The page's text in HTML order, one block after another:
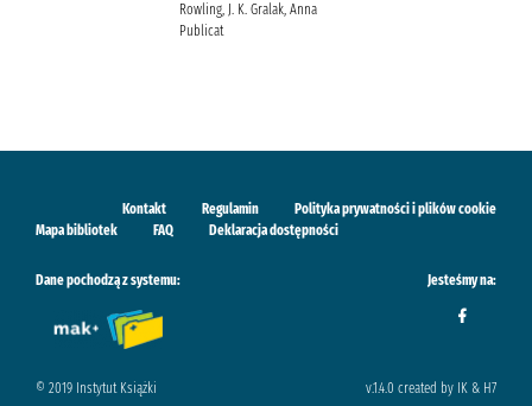
Rowling, J. K. Gralak, Anna
Publicat
Kontakt Regulamin
Polityka prywatności i plików cookie
Mapa bibliotek
FAQ Deklaracja dostępności
Dane pochodzą z systemu: Jesteśmy na:
© 2019 Instytut Książki v.1.4.0 created by IK & H7